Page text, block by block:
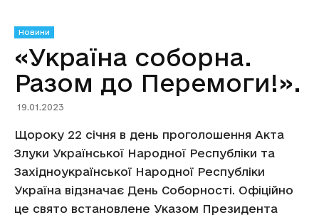
Новини
«Україна соборна.
Разом до Перемоги!».
19.01.2023
Щороку 22 січня в день проголошення Акта
Злуки Української Народної Республіки та
Західноукраїнської Народної Республіки
Україна відзначає День Соборності. Офіційно
це свято встановлене Указом Президента